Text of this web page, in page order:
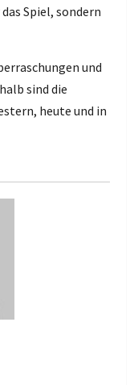
Spiel, sondern
und
sind die
heute und in